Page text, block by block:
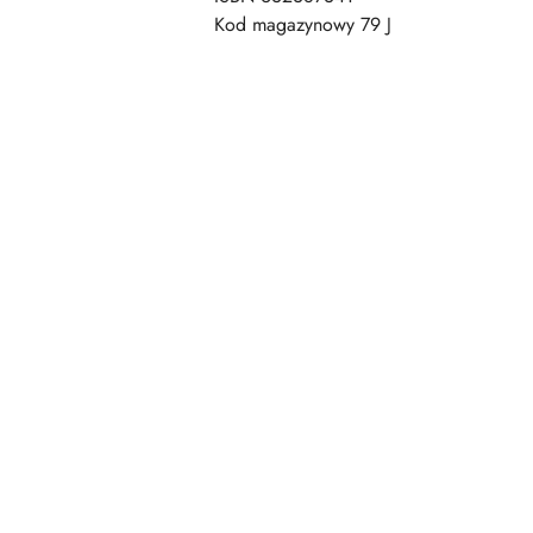
Kod magazynowy 79 J